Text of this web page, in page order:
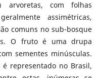
arvoretas, com folhas
assimétricas,
comuns no sub-bosque
O fruto é uma drupa
sementes minúsculas.
representado no Brasil,